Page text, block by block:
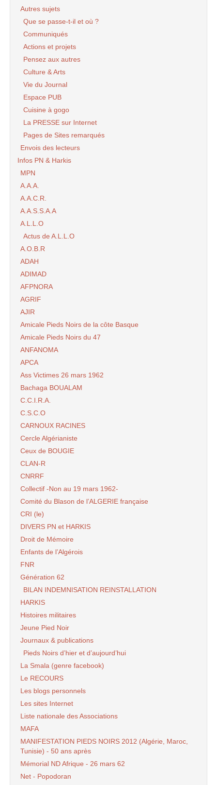
Autres sujets
Que se passe-t-il et où ?
Communiqués
Actions et projets
Pensez aux autres
Culture & Arts
Vie du Journal
Espace PUB
Cuisine à gogo
La PRESSE sur Internet
Pages de Sites remarqués
Envois des lecteurs
Infos PN & Harkis
MPN
A.A.A.
A.A.C.R.
A.A.S.S.A.A
A.L.L.O
Actus de A.L.L.O
A.O.B.R
ADAH
ADIMAD
AFPNORA
AGRIF
AJIR
Amicale Pieds Noirs de la côte Basque
Amicale Pieds Noirs du 47
ANFANOMA
APCA
Ass Victimes 26 mars 1962
Bachaga BOUALAM
C.C.I.R.A.
C.S.C.O
CARNOUX RACINES
Cercle Algérianiste
Ceux de BOUGIE
CLAN-R
CNRRF
Collectif -Non au 19 mars 1962-
Comité du Blason de l’ALGERIE française
CRI (le)
DIVERS PN et HARKIS
Droit de Mémoire
Enfants de l’Algérois
FNR
Génération 62
BILAN INDEMNISATION REINSTALLATION
HARKIS
Histoires militaires
Jeune Pied Noir
Journaux & publications
Pieds Noirs d’hier et d’aujourd’hui
La Smala (genre facebook)
Le RECOURS
Les blogs personnels
Les sites Internet
Liste nationale des Associations
MAFA
MANIFESTATION PIEDS NOIRS 2012 (Algérie, Maroc,
Tunisie) - 50 ans après
Mémorial ND Afrique - 26 mars 62
Net - Popodoran